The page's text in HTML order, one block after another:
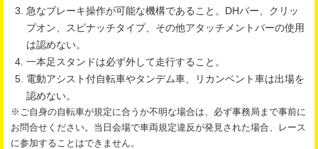
急なブレーキ操作が可能な機構であること。DHバー、クリッ
プオン、スピナッチタイプ、その他アタッチメントバーの使用
は認めない。
一本足スタンドは必ず外して走行すること。
電動アシスト付自転車やタンデム車、リカンベント車は出場を
認めない。
※ご自身の自転車が規定に合うか不明な場合は、必ず事務局まで事前に
お問合せください。当日会場で車両規定違反が発見された場合、レース
に参加することはできません。